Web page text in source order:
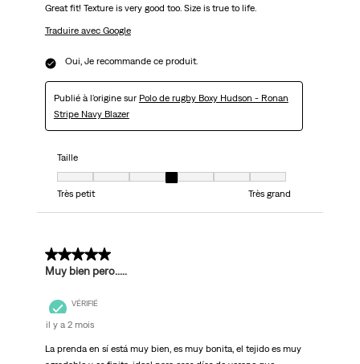
Great fit! Texture is very good too. Size is true to life.
Traduire avec Google
Oui, Je recommande ce produit.
Publié à l'origine sur Polo de rugby Boxy Hudson - Ronan
Stripe Navy Blazer
Taille
Taille, 4 sur 7, où 1 est égal à Très petit et 7 est égal à Très grand
Très petit
Très grand
4 sur 5 étoiles.
Muy bien pero.....
VÉRIFIÉ
il y a 2 mois
La prenda en sí está muy bien, es muy bonita, el tejido es muy